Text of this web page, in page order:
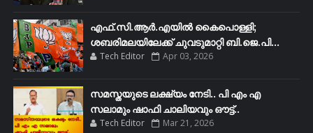
എഫ്​.സി.ആർ.എയിൽ കൈപൊള്ളി;
ശബരിമലയിലേക്ക്​ ചുവടുമാറ്റി ബി.ജെ.പി...
Tech Editor Apr 03, 2026
സമസ്തയുടെ ലക്ഷ്യം നേടി.. പി എം എ
സലാമും ഷാഫി ചാലിയവും ഔട്ട്..
Tech Editor Mar 21, 2026